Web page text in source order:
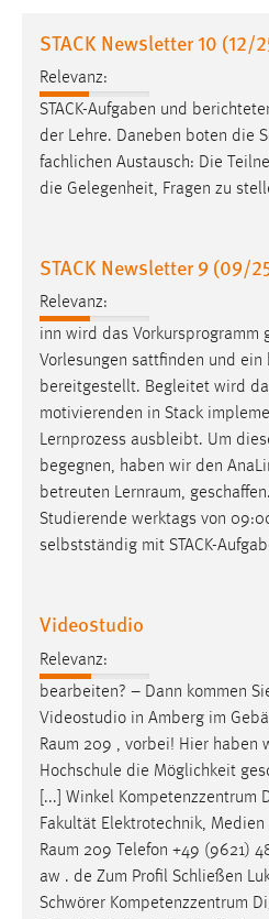
STACK Newsletter 10 (12/
Relevanz:
STACK-Aufgaben und
der Lehre. Daneben boten die
fachlichen Austausch: Die
die Gelegenheit, Fragen zu
STACK Newsletter 9 (09/
Relevanz:
inn wird das Vorkursprogramm
Vorlesungen sattfinden und ein
bereitgestellt. Begleitet wird
motivierenden in Stack
Lernprozess ausbleibt. Um
begegnen, haben wir den
betreuten Lernraum,
Studierende werktags von
selbstständig mit STACK-
Videostudio
Relevanz:
bearbeiten? – Dann kommen
Videostudio in Amberg im
Raum 209 , vorbei! Hier haben
Hochschule die Möglichkeit
[...] Winkel Kompetenzzentrum
Fakultät Elektrotechnik,
Raum 209 Telefon +49 (9621)
aw . de Zum Profil Schließen
Schwörer Kompetenzzentrum
Performance
Name:
Zweck:
Sprachpräferenz
site-language-preference
Zweck:
Das Cookie speichert die
Cookie Laufzeit:
30 Tage
MibewSessionID,
chat-frame-style-
Zweck:
Wird benötigt um die
Cookie Laufzeit:
5e9dbeb1811c0446 =
Jahre, MIBEW_UserID = 1 Jahr
Login